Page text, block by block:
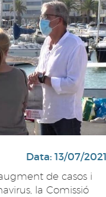
Data: 13/07/
de casos i
la Comissió